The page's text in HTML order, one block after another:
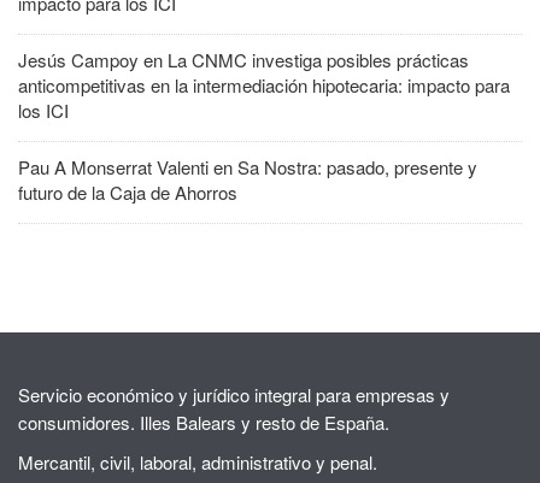
Jesús Campoy en La CNMC investiga posibles prácticas
anticompetitivas en la intermediación hipotecaria: impacto para
los ICI
Pau A Monserrat ValentienSa Nostra: pasado, presente y
futuro de la Caja de Ahorros
Servicio económico y jurídico integral para empresas y
consumidores. Illes Balears y resto de España.
Mercantil, civil, laboral, administrativo y penal.